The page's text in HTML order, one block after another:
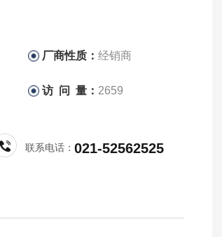
厂商性质：经销商
访 问 量： 2659
联系电话：021-52562525